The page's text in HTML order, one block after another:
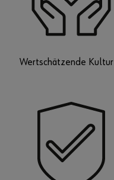
Wertschätzende Kultur